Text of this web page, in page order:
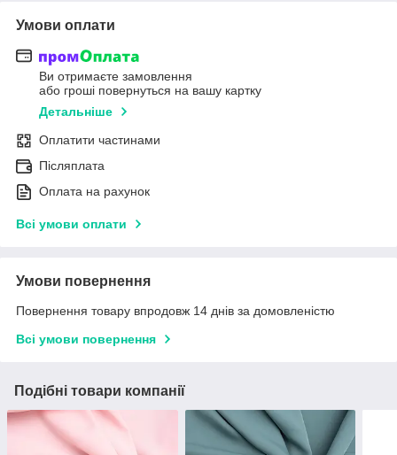
Умови оплати
Ви отримаєте замовлення
або гроші повернуться на вашу картку
Детальніше
Оплатити частинами
Післяплата
Оплата на рахунок
Всі умови оплати
Умови повернення
Повернення товару впродовж 14 днів за домовленістю
Всі умови повернення
Подібні товари компанії